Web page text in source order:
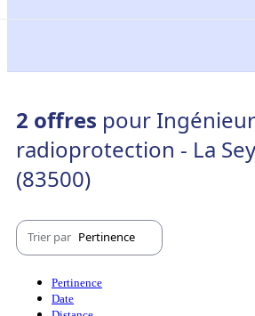
2 offres pour Ingénieur
radioprotection - La
(83500)
Trier par Pertinence
Pertinence
Date